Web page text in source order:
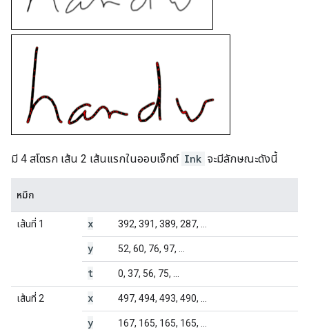
มี 4 สโตรก เส้น 2 เส้นแรกในออบเจ็กต์ Ink จะมีลักษณะดังนี้
หมึก
เส้นที่ 1 x 392, 391, 389, 287, ...
y 52, 60, 76, 97, ...
t 0, 37, 56, 75, ...
เส้นที่ 2 x 497, 494, 493, 490, ...
y 167, 165, 165, 165, ...